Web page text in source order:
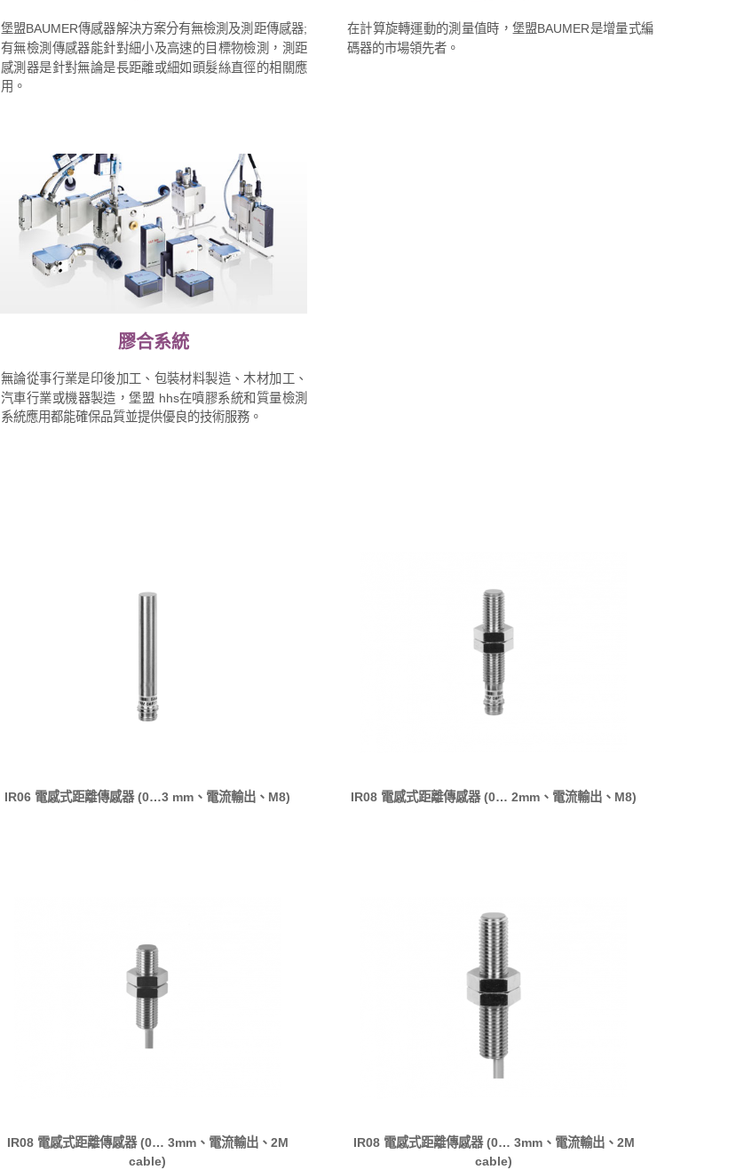
堡盟BAUMER傳感器解決方案分有無檢測及測距傳感器;
有無檢測傳感器能針對細小及高速的目標物檢測，測距
感測器是針對無論是長距離或細如頭髮絲直徑的相關應
用。
在計算旋轉運動的測量值時，堡盟BAUMER是增量式編
碼器的市場領先者。
膠合系統
無論從事行業是印後加工、包裝材料製造、木材加工、
汽車行業或機器製造，堡盟 hhs在噴膠系統和質量檢測
系統應用都能確保品質並提供優良的技術服務。
IR06 電感式距離傳感器 (0…3 mm、電流輸出、M8) IR08 電感式距離傳感器 (0… 2mm、電流輸出、M8)
IR08 電感式距離傳感器 (0… 3mm、電流輸出、2M
cable)
IR08 電感式距離傳感器 (0… 3mm、電流輸出、2M
cable)